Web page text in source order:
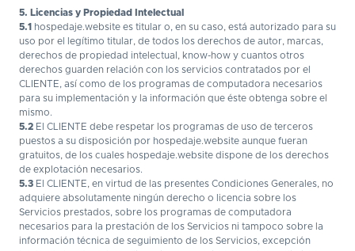
5. Licencias y Propiedad Intelectual
5.1 hospedaje.website es titular o, en su caso, está autorizado para su
uso por el legítimo titular, de todos los derechos de autor, marcas,
derechos de propiedad intelectual, know-how y cuantos otros
derechos guarden relación con los servicios contratados por el
CLIENTE, así como de los programas de computadora necesarios
para su implementación y la información que éste obtenga sobre el
mismo.
5.2 El CLIENTE debe respetar los programas de uso de terceros
puestos a su disposición por hospedaje.website aunque fueran
gratuitos, de los cuales hospedaje.website dispone de los derechos
de explotación necesarios.
5.3 El CLIENTE, en virtud de las presentes Condiciones Generales, no
adquiere absolutamente ningún derecho o licencia sobre los
Servicios prestados, sobre los programas de computadora
necesarios para la prestación de los Servicios ni tampoco sobre la
información técnica de seguimiento de los Servicios, excepción